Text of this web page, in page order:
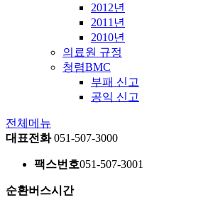
2012년
2011년
2010년
의료원 규정
청렴BMC
부패 신고
공익 신고
전체메뉴
대표전화 051-507-3000
팩스번호051-507-3001
순환버스시간